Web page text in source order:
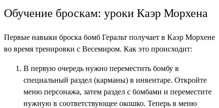
Обучение броскам: уроки Каэр Морхена
Первые навыки броска бомб Геральт получает в Каэр Морхене
во время тренировки с Весемиром. Как это происходит:
В первую очередь нужно переместить бомбу в
специальный раздел (карманы) в инвентаре. Откройте
меню персонажа, затем раздел с бомбами и переместите
нужную в соответствующее окошко. Теперь в меню